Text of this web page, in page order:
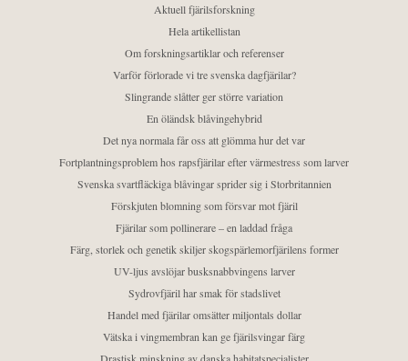
Aktuell fjärilsforskning
Hela artikellistan
Om forskningsartiklar och referenser
Varför förlorade vi tre svenska dagfjärilar?
Slingrande slåtter ger större variation
En öländsk blåvingehybrid
Det nya normala får oss att glömma hur det var
Fortplantningsproblem hos rapsfjärilar efter värmestress som larver
Svenska svartfläckiga blåvingar sprider sig i Storbritannien
Förskjuten blomning som försvar mot fjäril
Fjärilar som pollinerare – en laddad fråga
Färg, storlek och genetik skiljer skogspärlemorfjärilens former
UV-ljus avslöjar busksnabbvingens larver
Sydrovfjäril har smak för stadslivet
Handel med fjärilar omsätter miljontals dollar
Vätska i vingmembran kan ge fjärilsvingar färg